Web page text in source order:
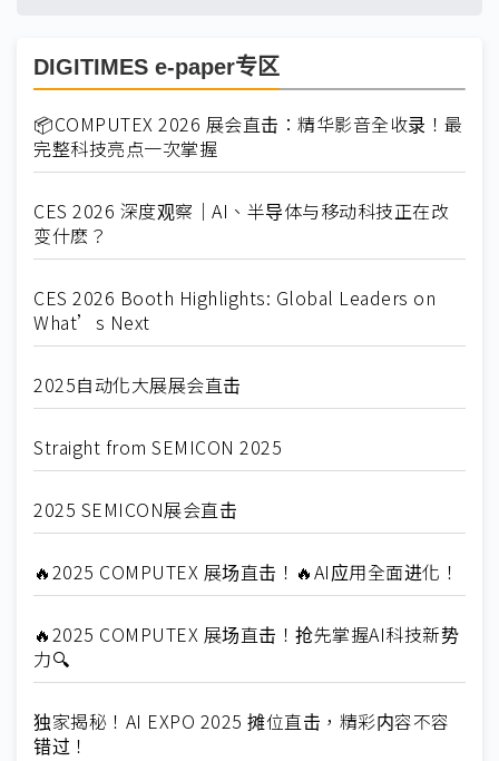
DIGITIMES e-paper专区
📦COMPUTEX 2026 展会直击：精华影音全收录！最
完整科技亮点一次掌握
CES 2026 深度观察｜AI、半导体与移动科技正在改
变什麽？
CES 2026 Booth Highlights: Global Leaders on
What’s Next
2025自动化大展展会直击
Straight from SEMICON 2025
2025 SEMICON展会直击
🔥2025 COMPUTEX 展场直击！🔥AI应用全面进化！
🔥2025 COMPUTEX 展场直击！抢先掌握AI科技新势
力🔍
独家揭秘！AI EXPO 2025 摊位直击，精彩内容不容
错过！